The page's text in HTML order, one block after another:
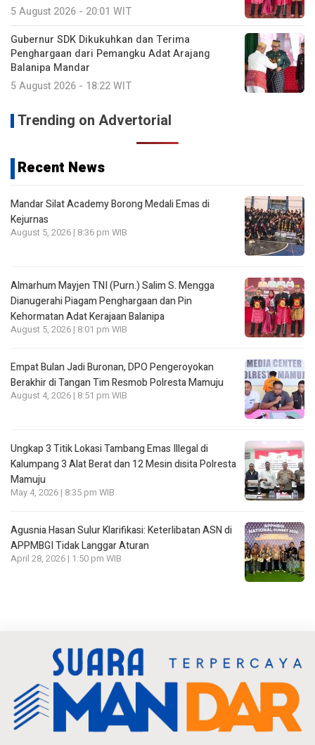
5 August 2026 - 20:01 WIT
Gubernur SDK Dikukuhkan dan Terima
Penghargaan dari Pemangku Adat Arajang
Balanipa Mandar
5 August 2026 - 18:22 WIT
Trending on Advertorial
Recent News
Mandar Silat Academy Borong Medali Emas di
Kejurnas
August 5, 2026 | 8:36 pm WIB
Almarhum Mayjen TNI (Purn.) Salim S. Mengga
Dianugerahi Piagam Penghargaan dan Pin
Kehormatan Adat Kerajaan Balanipa
August 5, 2026 | 8:01 pm WIB
Empat Bulan Jadi Buronan, DPO Pengeroyokan
Berakhir di Tangan Tim Resmob Polresta Mamuju
August 4, 2026 | 8:51 pm WIB
Ungkap 3 Titik Lokasi Tambang Emas Illegal di
Kalumpang 3 Alat Berat dan 12 Mesin disita Polresta
Mamuju
May 4, 2026 | 8:35 pm WIB
Agusnia Hasan Sulur Klarifikasi: Keterlibatan ASN di
APPMBGI Tidak Langgar Aturan
April 28, 2026 | 1:50 pm WIB